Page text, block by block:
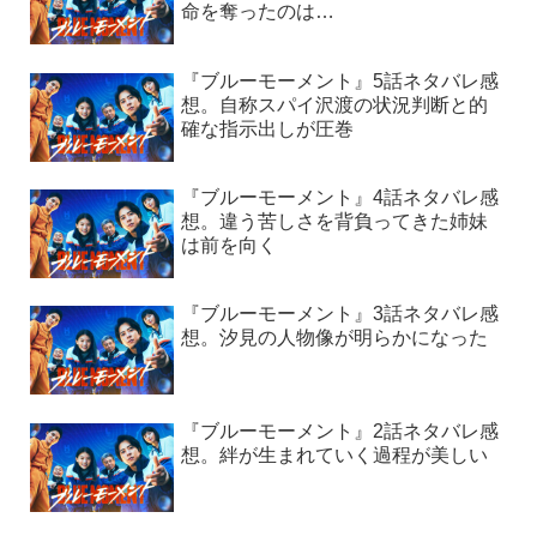
命を奪ったのは…
『ブルーモーメント』5話ネタバレ感
想。自称スパイ沢渡の状況判断と的
確な指示出しが圧巻
『ブルーモーメント』4話ネタバレ感
想。違う苦しさを背負ってきた姉妹
は前を向く
『ブルーモーメント』3話ネタバレ感
想。汐見の人物像が明らかになった
『ブルーモーメント』2話ネタバレ感
想。絆が生まれていく過程が美しい